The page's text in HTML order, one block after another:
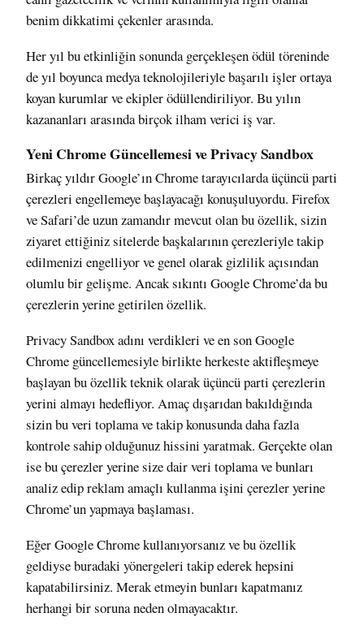
benim dikkatimi çekenler arasında.
Her yıl bu etkinliğin sonunda gerçekleşen ödül töreninde
de yıl boyunca medya teknolojileriyle başarılı işler ortaya
koyan kurumlar ve ekipler ödüllendiriliyor. Bu yılın
kazananları arasındabirçok ilham verici iş var.
Yeni Chrome Güncellemesi ve Privacy Sandbox
Birkaç yıldır Google’ın Chrome tarayıcılardaüçüncü parti
çerezleri engellemeye başlayacağı konuşuluyordu. Firefox
ve Safari’de uzun zamandır mevcut olan bu özellik, sizin
ziyaret ettiğiniz sitelerde başkalarının çerezleriyle takip
edilmenizi engelliyor ve genel olarak gizlilik açısından
olumlu bir gelişme. Ancak sıkıntı Google Chrome’da bu
çerezlerin yerine getirilen özellik.
Privacy Sandbox adını verdikleri veen son Google
Chrome güncellemesiyle birlikteherkeste aktifleşmeye
başlayan bu özellik teknik olarak üçüncü parti çerezlerin
yerini almayı hedefliyor. Amaç dışarıdan bakıldığında
sizin bu veri toplama ve takip konusunda daha fazla
kontrole sahip olduğunuz hissini yaratmak. Gerçekte olan
ise bu çerezler yerine size dair veri toplama ve bunları
analiz edip reklam amaçlı kullanma işini çerezler yerine
Chrome’un yapmaya başlaması.
Eğer Google Chrome kullanıyorsanız ve bu özellik
geldiyseburadaki yönergeleri takip ederekhepsini
kapatabilirsiniz. Merak etmeyin bunları kapatmanız
herhangi bir soruna neden olmayacaktır.